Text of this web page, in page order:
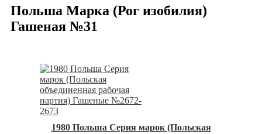
Польша Марка (Рог изобилия)
Гашеная №31
1980 Польша Серия марок (Польская